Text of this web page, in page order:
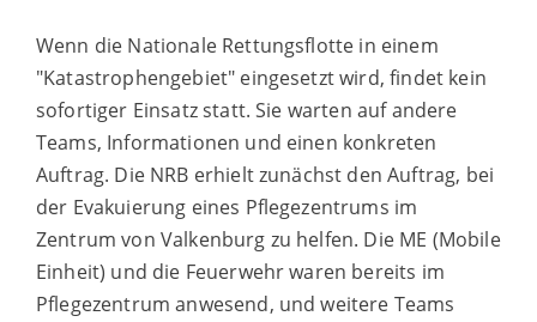
Wenn die Nationale Rettungsflotte in einem
"Katastrophengebiet" eingesetzt wird, findet kein
sofortiger Einsatz statt. Sie warten auf andere
Teams, Informationen und einen konkreten
Auftrag. Die NRB erhielt zunächst den Auftrag, bei
der Evakuierung eines Pflegezentrums im
Zentrum von Valkenburg zu helfen. Die ME (Mobile
Einheit) und die Feuerwehr waren bereits im
Pflegezentrum anwesend, und weitere Teams